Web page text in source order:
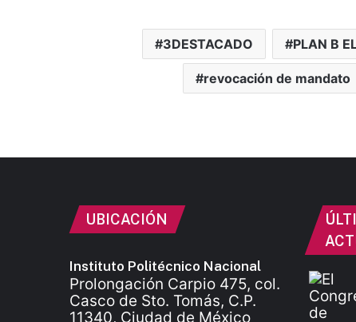
3DESTACADO PLAN B
revocación de mandato
UBICACIÓN
Instituto Politécnico Nacional
Prolongación Carpio 475, col.
Casco de Sto. Tomás, C.P.
11340, Ciudad de México